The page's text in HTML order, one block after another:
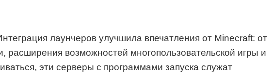
лаунчеров улучшила впечатления от Minecraft: от
возможностей многопользовательской игры и
эти серверы с программами запуска служат